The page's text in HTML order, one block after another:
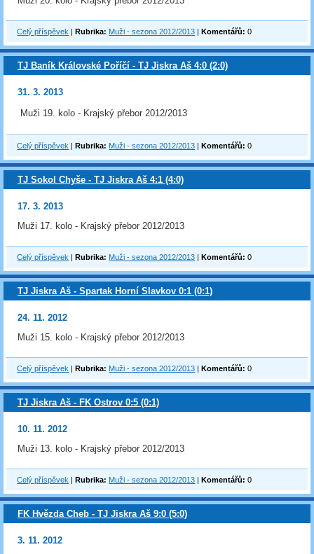
Celý příspěvek |Rubrika: Muži - sezona 2012/2013 |Komentářů: 0
TJ Baník Královské Poříčí - TJ Jiskra Aš 4:0 (2:0)
31. 3. 2013
Muži 19. kolo - Krajský přebor 2012/2013
Celý příspěvek |Rubrika: Muži - sezona 2012/2013 |Komentářů: 0
TJ Sokol Chyše - TJ Jiskra Aš 4:1 (4:0)
17. 3. 2013
Muži 17. kolo - Krajský přebor 2012/2013
Celý příspěvek |Rubrika: Muži - sezona 2012/2013 |Komentářů: 0
TJ Jiskra Aš - Spartak Horní Slavkov 0:1 (0:1)
24. 11. 2012
Muži 15. kolo - Krajský přebor 2012/2013
Celý příspěvek |Rubrika: Muži - sezona 2012/2013 |Komentářů: 0
TJ Jiskra Aš - FK Ostrov 0:5 (0:1)
10. 11. 2012
Muži 13. kolo - Krajský přebor 2012/2013
Celý příspěvek |Rubrika: Muži - sezona 2012/2013 |Komentářů: 0
FK Hvězda Cheb - TJ Jiskra Aš 9:0 (5:0)
3. 11. 2012